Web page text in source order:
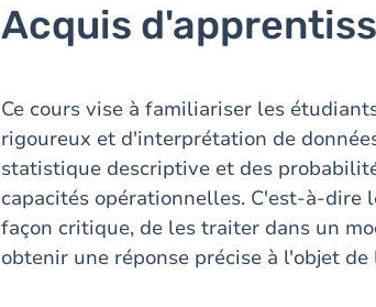
Acquis
Ce cours vise à familiariser les
rigoureux et d'interprétation de
statistique descriptive et des
capacités opérationnelles. C'est-à-dire
façon critique, de les traiter dans un
obtenir une réponse précise à l'objet